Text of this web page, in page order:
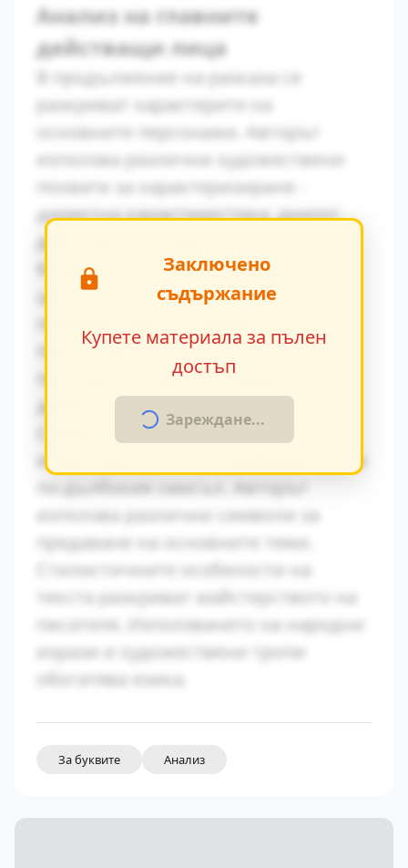
Анализ на главните
действащи лица
В продължение на разказа се
разкриват характерите на
основните персонажи. Авторът
използва различни художествени
похвати за характеризиране -
директна характеристика, диалог,
действия и вътрешен монолог.
Конфликтът между традиционните
ценности и модерните идеи се
персонажите. Това
противопоставяне създава
драматично напрежение.
Символиката в произведението
играе важна роля за разбирането на
използва различни символи за
предаване на основните теми.
Стилистичните особености на
текста разкриват майстерството на
писателя. Използването на народни
изрази и художествени тропи
обогатява езика.
Заключено
съдържание
Купете материала за пълен
достъп
Зареждане...
За буквите Анализ